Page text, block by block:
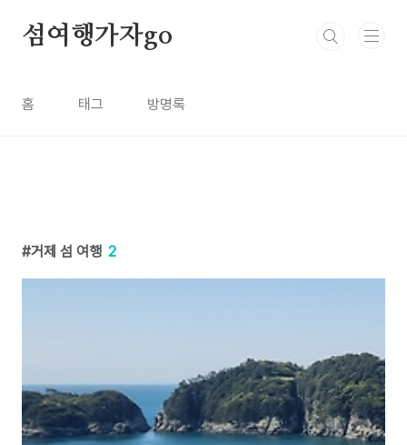
섬여행가자go
홈 태그 방명록
거제 섬 여행 2